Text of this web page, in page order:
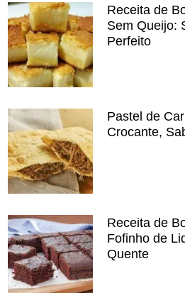
Receita de
Sem Queijo:
Perfeito
Pastel de
Crocante,
Receita de
Fofinho de
Quente